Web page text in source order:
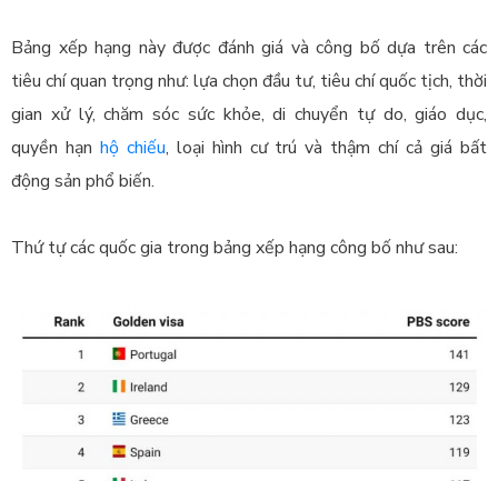
Bảng xếp hạng này được đánh giá và công bố dựa trên các
tiêu chí quan trọng như: lựa chọn đầu tư, tiêu chí quốc tịch, thời
gian xử lý, chăm sóc sức khỏe, di chuyển tự do, giáo dục,
quyền hạn hộ chiếu, loại hình cư trú và thậm chí cả giá bất
động sản phổ biến.
Thứ tự các quốc gia trong bảng xếp hạng công bố như sau: